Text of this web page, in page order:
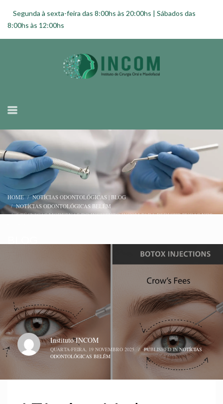
Segunda à sexta-feira das 8:00hs às 20:00hs | Sábados das
8:00hs às 12:00hs
HOME
NOTÍCIAS ODONTOLÓGICAS | BLOG
NOTÍCIAS ODONTOLÓGICAS BELÉM
6 TÉCNICAS MODERNAS DO INSTITUTO INCOM PARA REDUZIR RUGAS NOS
Instituto INCOM
QUARTA-FEIRA, 19 NOVEMBRO 2025 / PUBLISHED INNOTÍCIAS
ODONTOLÓGICAS BELÉM